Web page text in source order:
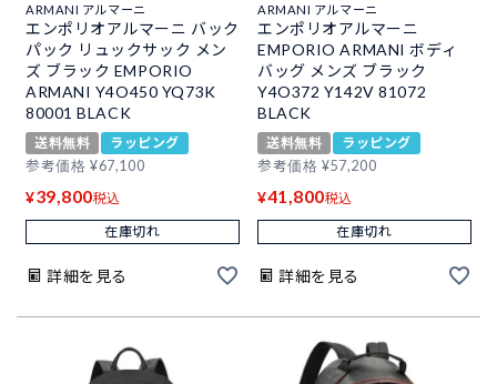
ARMANI アルマーニ
エンポリオアルマーニ バック
パック リュックサック メン
ズ ブラック EMPORIO
ARMANI Y4O450 YQ73K
80001 BLACK
送料無料
ラッピング
参考価格 ¥67,100
¥39,800税込
在庫切れ
詳細を見る
ARMANI アルマーニ
エンポリオアルマーニ
EMPORIO ARMANI ボディ
バッグ メンズ ブラック
Y4O372 Y142V 81072
BLACK
送料無料
ラッピング
参考価格 ¥57,200
¥41,800税込
在庫切れ
詳細を見る